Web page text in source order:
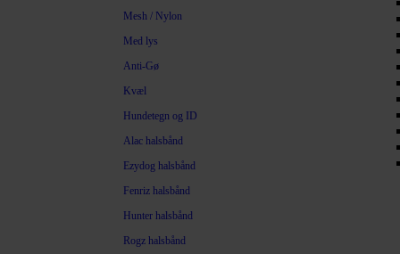
Mesh / Nylon
Med lys
Anti-Gø
Kvæl
Hundetegn og ID
Alac halsbånd
Ezydog halsbånd
Fenriz halsbånd
Hunter halsbånd
Rogz halsbånd